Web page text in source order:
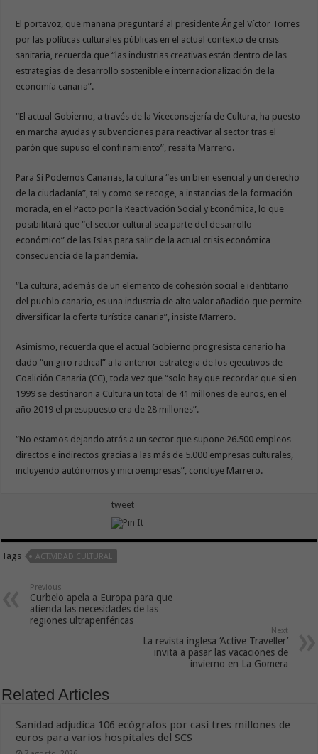
El portavoz, que mañana preguntará al presidente Ángel Víctor Torres
por las políticas culturales públicas en el actual contexto de crisis
sanitaria, recuerda que “las industrias creativas están dentro de las
estrategias de desarrollo sostenible e internacionalización de la
economía canaria”.
“El actual Gobierno, a través de la Viceconsejería de Cultura, ha puesto
en marcha ayudas y subvenciones para reactivar al sector tras el
parón que supuso el confinamiento”, resalta Marrero.
Para Sí Podemos Canarias, la cultura “es un bien esencial y un derecho
de la ciudadanía”, tal y como se recoge, a instancias de la formación
morada, en el Pacto por la Reactivación Social y Económica, lo que
posibilitará que “el sector cultural sea parte del desarrollo
económico” de las Islas para salir de la actual crisis económica
consecuencia de la pandemia.
“La cultura, además de un elemento de cohesión social e identitario
del pueblo canario, es una industria de alto valor añadido que permite
diversificar la oferta turística canaria”, insiste Marrero.
Asimismo, recuerda que el actual Gobierno progresista canario ha
dado “un giro radical” a la anterior estrategia de los ejecutivos de
Coalición Canaria (CC), toda vez que “solo hay que recordar que si en
1999 se destinaron a Cultura un total de 41 millones de euros, en el
año 2019 el presupuesto era de 28 millones”.
“No estamos dejando atrás a un sector que supone 26.500 empleos
directos e indirectos gracias a las más de 5.000 empresas culturales,
incluyendo autónomos y microempresas”, concluye Marrero.
tweet
Tags ACTIVIDAD CULTURAL
Previous
Curbelo apela a Europa para que
atienda las necesidades de las
regiones ultraperiféricas
Next
La revista inglesa ‘Active Traveller’
invita a pasar las vacaciones de
invierno en La Gomera
Related Articles
Sanidad adjudica 106 ecógrafos por casi tres millones de
euros para varios hospitales del SCS